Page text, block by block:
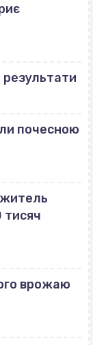
почесною
врожаю